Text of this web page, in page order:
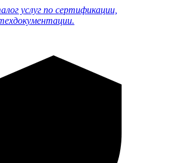
услуг по сертификации,